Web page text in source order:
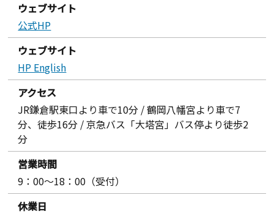
ウェブサイト
公式HP
ウェブサイト
HP English
アクセス
JR鎌倉駅東口より車で10分 / 鶴岡八幡宮より車で7
分、徒歩16分 / 京急バス「大塔宮」バス停より徒歩2
分
営業時間
9：00～18：00（受付）
休業日